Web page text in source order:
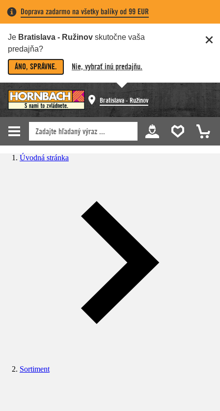
Doprava zadarmo na všetky balíky od 99 EUR
Je Bratislava - Ružinov skutočne vaša
predajňa?
ÁNO, SPRÁVNE. Nie, vybrať inú predajňu.
Bratislava - Ružinov
Úvodná stránka
Sortiment